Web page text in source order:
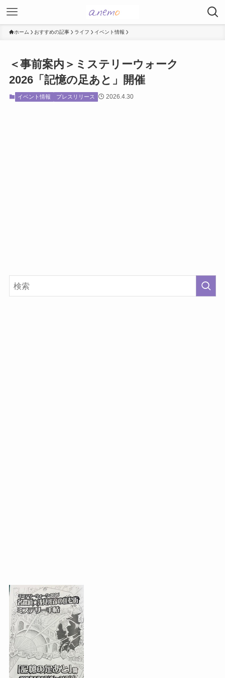
ホーム おすすめの記事 ライフ イベント情報
＜事前案内＞ミステリーウォーク
2026「記憶の足あと」開催
イベント情報 プレスリリース 2026.4.30